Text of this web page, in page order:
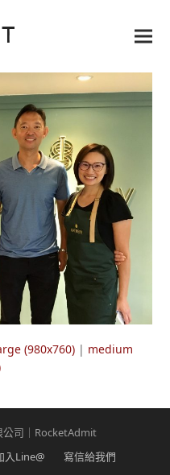
(980x760) | medium
司｜RocketAdmit
入Line@ 寫信給我們